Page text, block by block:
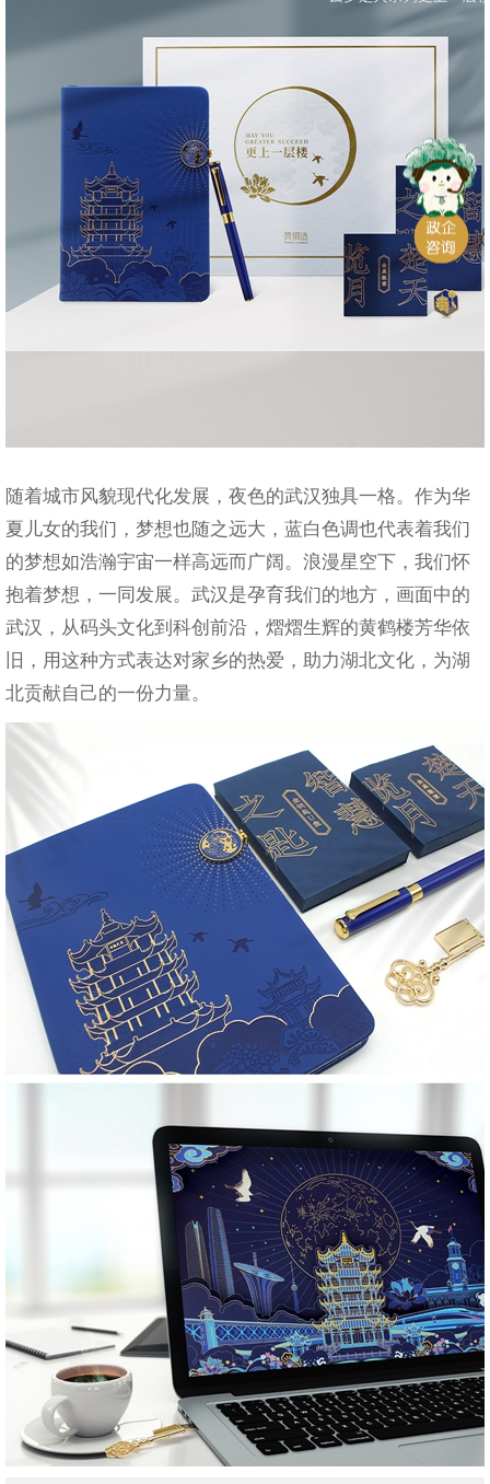
随着城市风貌现代化发展，夜色的武汉独具一格。作为华
夏儿女的我们，梦想也随之远大，蓝白色调也代表着我们
的梦想如浩瀚宇宙一样高远而广阔。浪漫星空下，我们怀
抱着梦想，一同发展。武汉是孕育我们的地方，画面中的
武汉，从码头文化到科创前沿，熠熠生辉的黄鹤楼芳华依
旧，用这种方式表达对家乡的热爱，助力湖北文化，为湖
北贡献自己的一份力量。